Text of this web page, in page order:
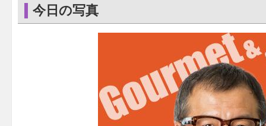
今日の写真